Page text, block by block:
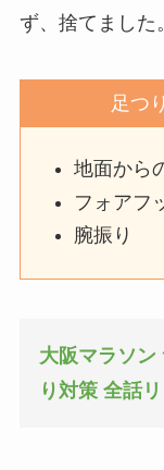
ず、捨てました。
足つ
地面から
フォアフ
腕振り
大阪マラソン
り対策 全話